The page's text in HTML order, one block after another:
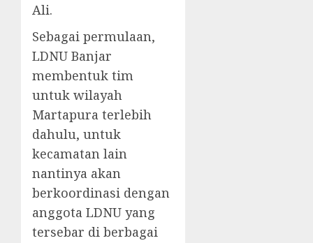
Ali.
Sebagai permulaan,
LDNU Banjar
membentuk tim
untuk wilayah
Martapura terlebih
dahulu, untuk
kecamatan lain
nantinya akan
berkoordinasi dengan
anggota LDNU yang
tersebar di berbagai